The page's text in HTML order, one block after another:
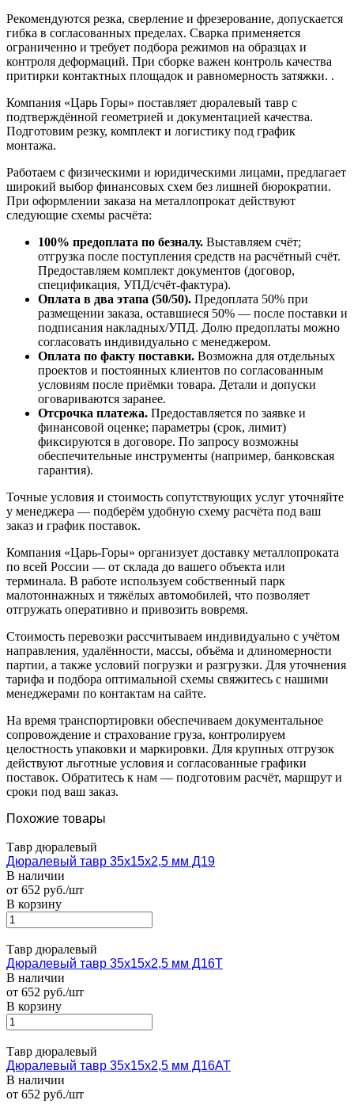
Рекомендуются резка, сверление и фрезерование, допускается
гибка в согласованных пределах. Сварка применяется
ограниченно и требует подбора режимов на образцах и
контроля деформаций. При сборке важен контроль качества
притирки контактных площадок и равномерность затяжки. .
Компания «Царь Горы» поставляет дюралевый тавр с
подтверждённой геометрией и документацией качества.
Подготовим резку, комплект и логистику под график
монтажа.
Работаем с физическими и юридическими лицами, предлагает
широкий выбор финансовых схем без лишней бюрократии.
При оформлении заказа на металлопрокат действуют
следующие схемы расчёта:
100% предоплата по безналу. Выставляем счёт;
отгрузка после поступления средств на расчётный счёт.
Предоставляем комплект документов (договор,
спецификация, УПД/счёт-фактура).
Оплата в два этапа (50/50). Предоплата 50% при
размещении заказа, оставшиеся 50% — после поставки и
подписания накладных/УПД. Долю предоплаты можно
согласовать индивидуально с менеджером.
Оплата по факту поставки. Возможна для отдельных
проектов и постоянных клиентов по согласованным
условиям после приёмки товара. Детали и допуски
оговариваются заранее.
Отсрочка платежа. Предоставляется по заявке и
финансовой оценке; параметры (срок, лимит)
фиксируются в договоре. По запросу возможны
обеспечительные инструменты (например, банковская
гарантия).
Точные условия и стоимость сопутствующих услуг уточняйте
у менеджера — подберём удобную схему расчёта под ваш
заказ и график поставок.
Компания «Царь-Горы» организует доставку металлопроката
по всей России — от склада до вашего объекта или
терминала. В работе используем собственный парк
малотоннажных и тяжёлых автомобилей, что позволяет
отгружать оперативно и привозить вовремя.
Стоимость перевозки рассчитываем индивидуально с учётом
направления, удалённости, массы, объёма и длиномерности
партии, а также условий погрузки и разгрузки. Для уточнения
тарифа и подбора оптимальной схемы свяжитесь с нашими
менеджерами по контактам на сайте.
На время транспортировки обеспечиваем документальное
сопровождение и страхование груза, контролируем
целостность упаковки и маркировки. Для крупных отгрузок
действуют льготные условия и согласованные графики
поставок. Обратитесь к нам — подготовим расчёт, маршрут и
сроки под ваш заказ.
Похожие товары
Тавр дюралевый
Дюралевый тавр 35х15х2,5 мм Д19
В наличии
от 652 руб./шт
В корзину
Тавр дюралевый
Дюралевый тавр 35х15х2,5 мм Д16Т
В наличии
от 652 руб./шт
В корзину
Тавр дюралевый
Дюралевый тавр 35х15х2,5 мм Д16АТ
В наличии
от 652 руб./шт